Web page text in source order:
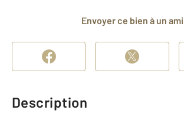
Envoyer ce bien à un ami
Description